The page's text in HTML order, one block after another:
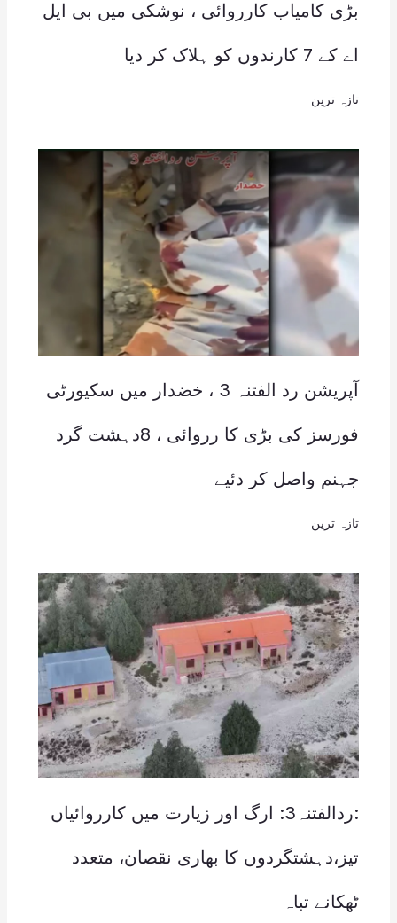
بڑی کامیاب کارروائی ، نوشکی میں بی ایل
اے کے 7 کارندوں کو ہلاک کر دیا
تازہ ترین
آپریشن رد الفتنہ 3 ، خضدار میں سکیورٹی
فورسز کی بڑی کا رروائی ، 8دہشت گرد
جہنم واصل کر دئیے
تازہ ترین
:ردالفتنہ3: ارگ اور زیارت میں کارروائیاں
تیز،دہشتگردوں کا بھاری نقصان، متعدد
ٹھکانے تباہ